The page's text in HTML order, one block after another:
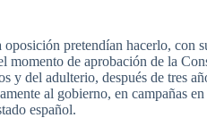
pretendían hacerlo, con
momento de aprobación de la
del adulterio, después de tres
al gobierno, en campañas
español.